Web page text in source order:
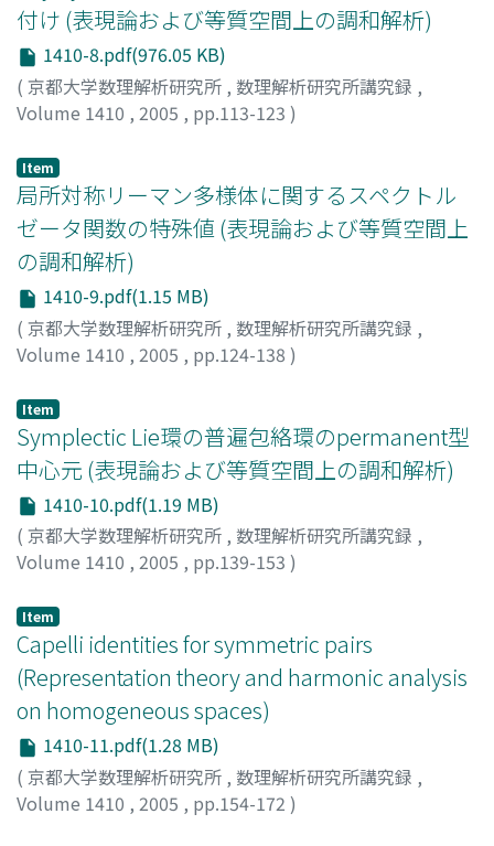
付け (表現論および等質空間上の調和解析)
1410-8.pdf(976.05 KB)
( 京都大学数理解析研究所 , 数理解析研究所講究録 ,
Volume 1410 , 2005 , pp.113-123 )
Item
局所対称リーマン多様体に関するスペクトル
ゼータ関数の特殊値 (表現論および等質空間上
の調和解析)
1410-9.pdf(1.15 MB)
( 京都大学数理解析研究所 , 数理解析研究所講究録 ,
Volume 1410 , 2005 , pp.124-138 )
Item
Symplectic Lie環の普遍包絡環のpermanent型
中心元 (表現論および等質空間上の調和解析)
1410-10.pdf(1.19 MB)
( 京都大学数理解析研究所 , 数理解析研究所講究録 ,
Volume 1410 , 2005 , pp.139-153 )
Item
Capelli identities for symmetric pairs
(Representation theory and harmonic analysis
on homogeneous spaces)
1410-11.pdf(1.28 MB)
( 京都大学数理解析研究所 , 数理解析研究所講究録 ,
Volume 1410 , 2005 , pp.154-172 )